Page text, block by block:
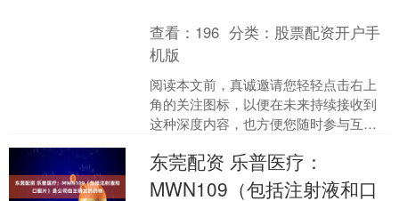
查看： 196 分类： 股票配资开户手
机版
阅读本文前，真诚邀请您轻轻点击右上
角的关注图标，以便在未来持续接收到
这种深度内容，也方便您随时参与互
次的支持，都是我们不断耕耘....
东莞配资 乐普医疗：
MWN109（包括注射液和口